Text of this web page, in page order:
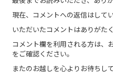
現在、コメントへの返信はして
いただいたコメントはありがた
コメント欄を利用される方は、
をご確認ください。
またのお越しを心よりお待ちし